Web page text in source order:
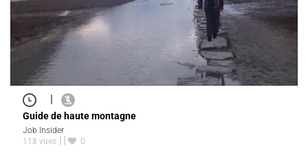
|
Guide de haute montagne
Job Insider
118 vues
0